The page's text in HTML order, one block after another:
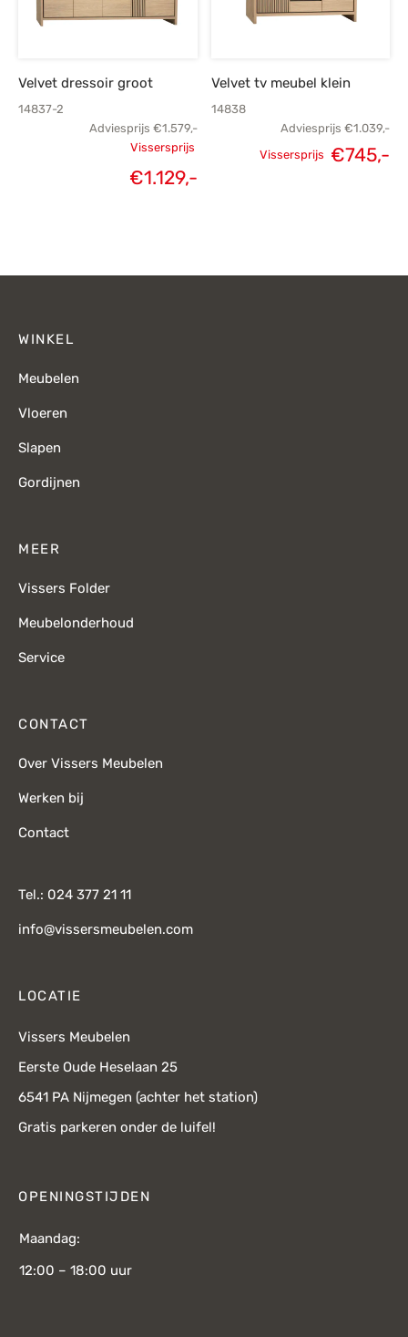
Velvet dressoir groot
14837-2
Adviesprijs €1.579,-
Oorspronkelijke
Vissersprijs
€1.129,-
Velvet tv meubel klein
14838
Adviesprijs €1.039,-
Vissersprijs €745,-
WINKEL
Meubelen
Vloeren
Slapen
Gordijnen
MEER
Vissers Folder
Meubelonderhoud
Service
CONTACT
Over Vissers Meubelen
Werken bij
Contact
Tel.: 024 377 21 11
info@vissersmeubelen.com
LOCATIE
Vissers Meubelen
Eerste Oude Heselaan 25
6541 PA Nijmegen (achter het station)
Gratis parkeren onder de luifel!
OPENINGSTIJDEN
Maandag:
12:00 – 18:00 uur